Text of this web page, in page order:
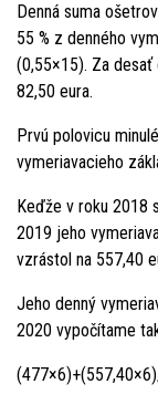
Denná suma
55 % z denného
(0,55×15). Za desať
82,50 eura.
Prvú polovicu
vymeriavacieho
Keďže v roku 2018
2019 jeho
vzrástol na 557,40
Jeho denný
2020 vypočítame